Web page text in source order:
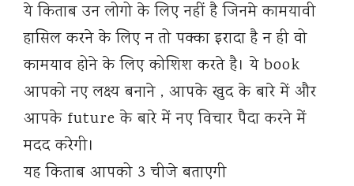
ये किताब उन लोगो के लिए नहीं है जिनमे कामयावी
हासिल करने के लिए न तो पक्का इरादा है न ही वो
कामयाव होने के लिए कोशिश करते है। ये book
आपको नए लक्ष्य बनाने , आपके खुद के बारे में और
आपके future के बारे में नए विचार पैदा करने में
मदद करेगी।
यह किताब आपको 3 चीजे बताएगी